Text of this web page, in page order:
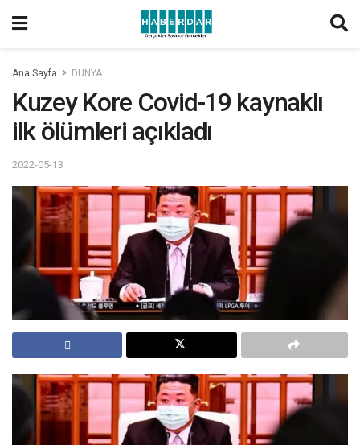
Ana Sayfa DÜNYA
Kuzey Kore Covid-19 kaynaklı
ilk ölümleri açıkladı
2022-05-13